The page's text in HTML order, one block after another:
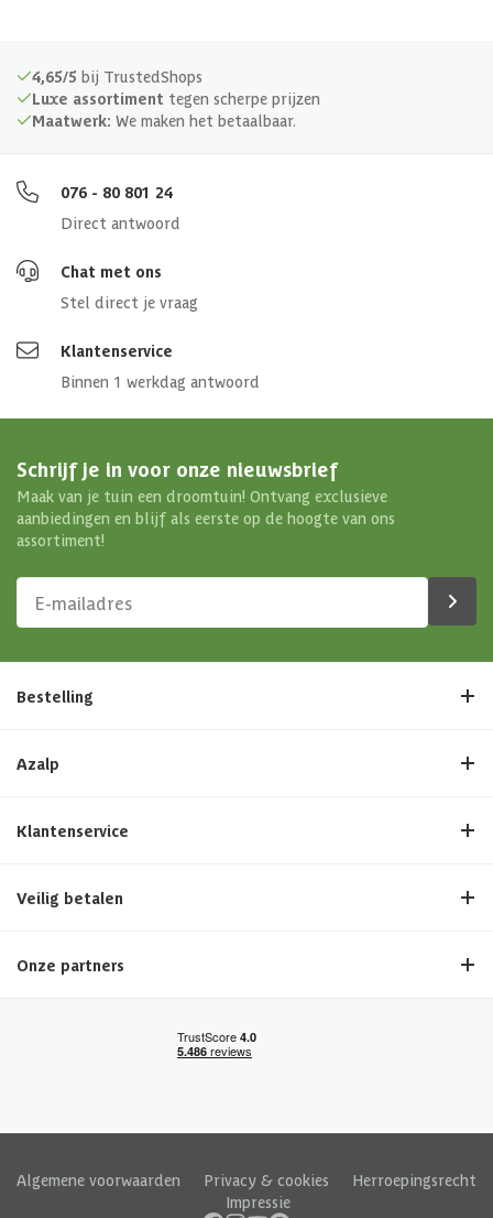
4,65/5 bij TrustedShops
Luxe assortiment tegen scherpe prijzen
Maatwerk: We maken het betaalbaar.
076 - 80 801 24
Direct antwoord
Chat met ons
Stel direct je vraag
Klantenservice
Binnen 1 werkdag antwoord
Schrijf je in voor onze nieuwsbrief
Maak van je tuin een droomtuin! Ontvang exclusieve
aanbiedingen en blijf als eerste op de hoogte van ons
assortiment!
Bestelling
Azalp
Klantenservice
Veilig betalen
Onze partners
Algemene voorwaarden Privacy & cookies
Herroepingsrecht
Impressie